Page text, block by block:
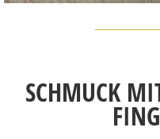
SCHMUCK